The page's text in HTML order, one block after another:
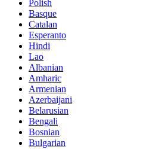
Polish
Basque
Catalan
Esperanto
Hindi
Lao
Albanian
Amharic
Armenian
Azerbaijani
Belarusian
Bengali
Bosnian
Bulgarian